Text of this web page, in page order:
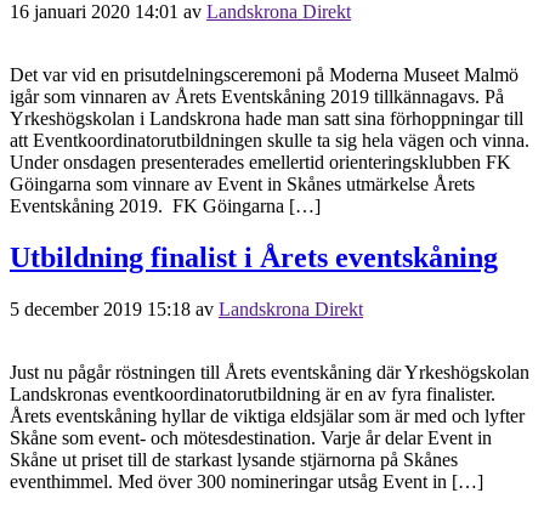
16 januari 2020 14:01 av Landskrona Direkt
Det var vid en prisutdelningsceremoni på Moderna Museet Malmö
igår som vinnaren av Årets Eventskåning 2019 tillkännagavs. På
Yrkeshögskolan i Landskrona hade man satt sina förhoppningar till
att Eventkoordinatorutbildningen skulle ta sig hela vägen och vinna.
Under onsdagen presenterades emellertid orienteringsklubben FK
Göingarna som vinnare av Event in Skånes utmärkelse Årets
Eventskåning 2019. FK Göingarna […]
Utbildning finalist i Årets eventskåning
5 december 2019 15:18 av Landskrona Direkt
Just nu pågår röstningen till Årets eventskåning där Yrkeshögskolan
Landskronas eventkoordinatorutbildning är en av fyra finalister.
Årets eventskåning hyllar de viktiga eldsjälar som är med och lyfter
Skåne som event- och mötesdestination. Varje år delar Event in
Skåne ut priset till de starkast lysande stjärnorna på Skånes
eventhimmel. Med över 300 nomineringar utsåg Event in […]